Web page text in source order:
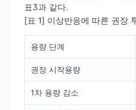
표3과 같다.
[표 1] 이상반응에 따른 권장
용량 단계
권장 시작용량
1차 용량 감소